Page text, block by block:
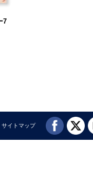
7
サイトマップ